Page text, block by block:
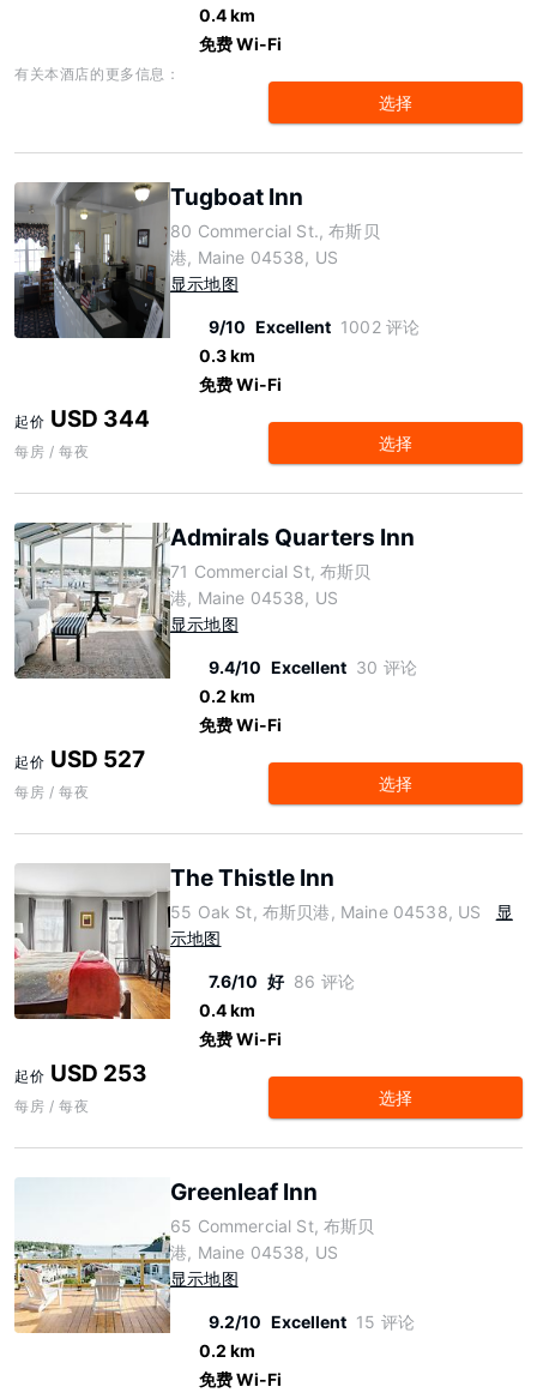
0.4 km
免费 Wi-Fi
有关本酒店的更多信息：
选择
Tugboat Inn
80 Commercial St., 布斯贝
港, Maine 04538, US
显示地图
9/10 Excellent 1002 评论
0.3 km
免费 Wi-Fi
起价 USD 344
每房 / 每夜 选择
Admirals Quarters Inn
71 Commercial St, 布斯贝
港, Maine 04538, US
显示地图
9.4/10 Excellent 30 评论
0.2 km
免费 Wi-Fi
起价 USD 527
每房 / 每夜 选择
The Thistle Inn
55 Oak St, 布斯贝港, Maine 04538, US
显
示地图
7.6/10 好 86 评论
0.4 km
免费 Wi-Fi
起价 USD 253
每房 / 每夜 选择
Greenleaf Inn
65 Commercial St, 布斯贝
港, Maine 04538, US
显示地图
9.2/10 Excellent 15 评论
0.2 km
免费 Wi-Fi